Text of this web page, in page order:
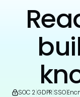
SOC 2|GDPR|SSO|